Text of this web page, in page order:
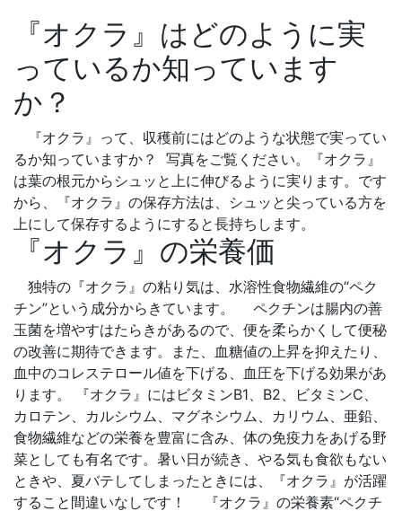
『オクラ』はどのように実
っているか知っています
か？
『オクラ』って、収穫前にはどのような状態で実ってい
るか知っていますか？
写真をご覧ください。『オクラ』
は葉の根元からシュッと上に伸びるように実ります。です
から、『オクラ』の保存方法は、シュッと尖っている方を
上にして保存するようにすると長持ちします。
『オクラ』の栄養価
独特の『オクラ』の粘り気は、水溶性食物繊維の“ペク
チン”という成分からきています。 ペクチンは腸内の善
玉菌を増やすはたらきがあるので、便を柔らかくして便秘
の改善に期待できます。また、血糖値の上昇を抑えたり、
血中のコレステロール値を下げる、血圧を下げる効果があ
ります。 『オクラ』にはビタミンB1、B2、ビタミンC、
カロテン、カルシウム、マグネシウム、カリウム、亜鉛、
食物繊維などの栄養を豊富に含み、体の免疫力をあげる野
菜としても有名です。暑い日が続き、やる気も食欲もない
ときや、夏バテしてしまったときには、『オクラ』が活躍
すること間違いなしです！ 『オクラ』の栄養素“ペクチ